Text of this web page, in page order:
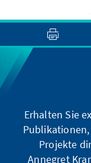
Erhalten Sie
Projekte
Annegret